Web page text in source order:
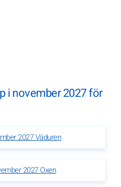
i november 2027 för
2027 Väduren
2027 Oxen